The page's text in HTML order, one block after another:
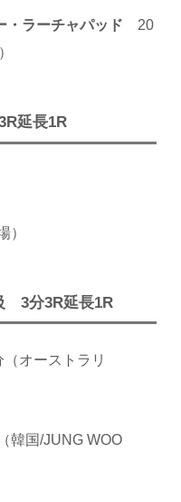
・ラーチャパッド 20
延長1R
）
3分3R延長1R
オーストラリ
韓国/JUNG WOO